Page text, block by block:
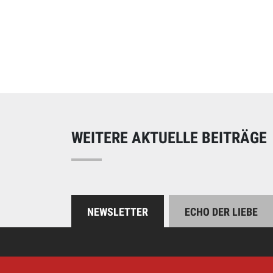
WEITERE AKTUELLE BEITRÄGE
NEWSLETTER ECHO DER LIEBE